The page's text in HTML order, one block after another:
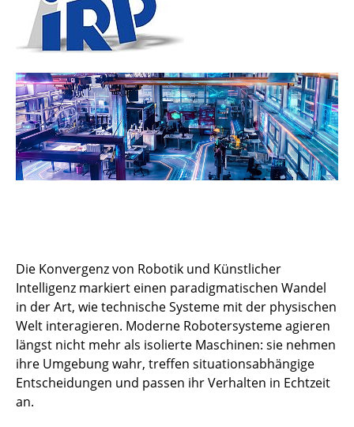
Die Konvergenz von Robotik und Künstlicher
Intelligenz markiert einen paradigmatischen Wandel
in der Art, wie technische Systeme mit der physischen
Welt interagieren. Moderne Robotersysteme agieren
längst nicht mehr als isolierte Maschinen: sie nehmen
ihre Umgebung wahr, treffen situationsabhängige
Entscheidungen und passen ihr Verhalten in Echtzeit
an.